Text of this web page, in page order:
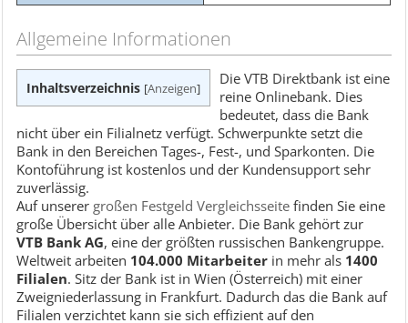
Allgemeine Informationen
Inhaltsverzeichnis [Anzeigen]
Die VTB Direktbank ist eine
reine Onlinebank. Dies
bedeutet, dass die Bank
nicht über ein Filialnetz verfügt. Schwerpunkte setzt die
Bank in den Bereichen Tages-, Fest-, und Sparkonten. Die
Kontoführung ist kostenlos und der Kundensupport sehr
zuverlässig.
Auf unserer großen Festgeld Vergleichsseite finden Sie eine
große Übersicht über alle Anbieter. Die Bank gehört zur
VTB Bank AG, eine der größten russischen Bankengruppe.
Weltweit arbeiten 104.000 Mitarbeiter in mehr als 1400
Filialen. Sitz der Bank ist in Wien (Österreich) mit einer
Zweigniederlassung in Frankfurt. Dadurch das die Bank auf
Filialen verzichtet kann sie sich effizient auf den